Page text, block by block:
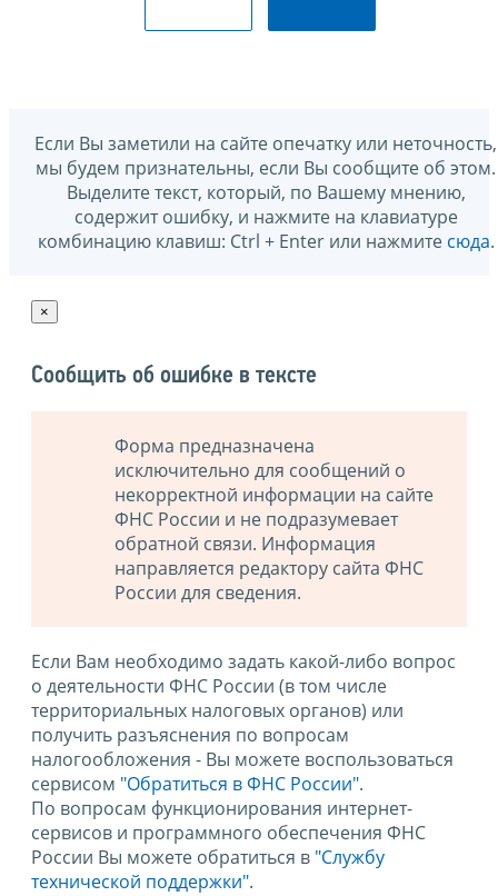
Если Вы заметили на сайте опечатку или неточность,
мы будем признательны, если Вы сообщите об этом.
Выделите текст, который, по Вашему мнению,
содержит ошибку, и нажмите на клавиатуре
комбинацию клавиш: Ctrl + Enter или нажмите сюда.
×
Сообщить об ошибке в тексте
Форма предназначена
исключительно для сообщений о
некорректной информации на сайте
ФНС России и не подразумевает
обратной связи. Информация
направляется редактору сайта ФНС
России для сведения.
Если Вам необходимо задать какой-либо вопрос
о деятельности ФНС России (в том числе
территориальных налоговых органов) или
получить разъяснения по вопросам
налогообложения - Вы можете воспользоваться
сервисом "Обратиться в ФНС России".
По вопросам функционирования интернет-
сервисов и программного обеспечения ФНС
России Вы можете обратиться в "Службу
технической поддержки".